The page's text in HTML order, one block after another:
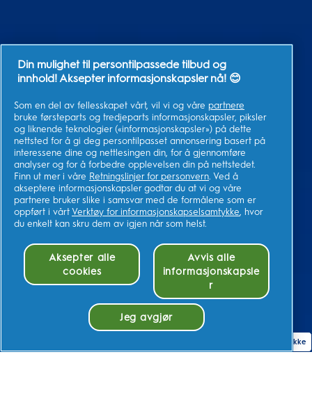
Cookiesamtykke
Din mulighet til persontilpassede tilbud og
innhold! Aksepter informasjonskapsler nå! 😊
Som en del av fellesskapet vårt, vil vi og våre partnere
bruke førsteparts og tredjeparts informasjonskapsler, piksler
og liknende teknologier («informasjonskapsler») på dette
nettsted for å gi deg persontilpasset annonsering basert på
interessene dine og nettlesingen din, for å gjennomføre
analyser og for å forbedre opplevelsen din på nettstedet.
Finn ut mer i våre Retningslinjer for personvern. Ved å
akseptere informasjonskapsler godtar du at vi og våre
partnere bruker slike i samsvar med de formålene som er
oppført i vårt Verktøy for informasjonskapselsamtykke, hvor
du enkelt kan skru dem av igjen når som helst.
Aksepter alle
cookies
Avvis alle
informasjonskapsle
r
Jeg avgjør